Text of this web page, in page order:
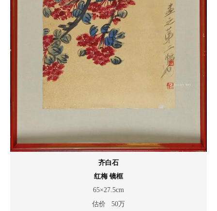
齐白石
红梅 镜框
65×27.5cm
估价 50万